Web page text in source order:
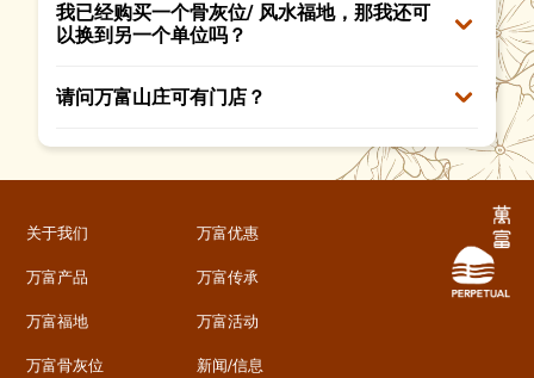
我已经购买一个骨灰位/ 风水福地，那我还可
以换到另一个单位吗？
请问万富山庄可有门店？
关于我们
万富产品
万富福地
万富骨灰位
万富优惠
万富传承
万富活动
新闻/信息